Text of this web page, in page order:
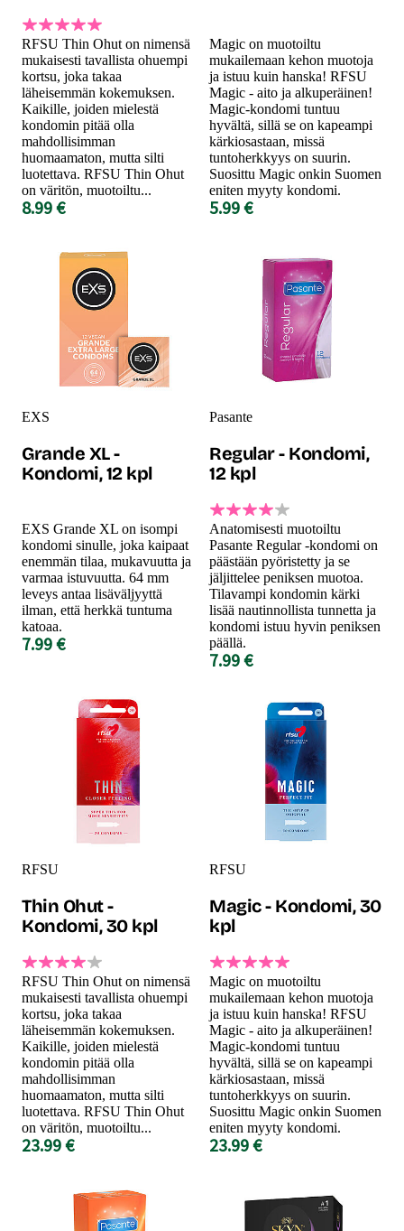
RFSU Thin Ohut on nimensä
mukaisesti tavallista ohuempi
kortsu, joka takaa
läheisemmän kokemuksen.
Kaikille, joiden mielestä
kondomin pitää olla
mahdollisimman
huomaamaton, mutta silti
luotettava. RFSU Thin Ohut
on väritön, muotoiltu...
8.99 €
Magic on muotoiltu
mukailemaan kehon muotoja
ja istuu kuin hanska! RFSU
Magic - aito ja alkuperäinen!
Magic-kondomi tuntuu
hyvältä, sillä se on kapeampi
kärkiosastaan, missä
tuntoherkkyys on suurin.
Suosittu Magic onkin Suomen
eniten myyty kondomi.
5.99 €
EXS
Grande XL -
Kondomi, 12 kpl
EXS Grande XL on isompi
kondomi sinulle, joka kaipaat
enemmän tilaa, mukavuutta ja
varmaa istuvuutta. 64 mm
leveys antaa lisäväljyyttä
ilman, että herkkä tuntuma
katoaa.
7.99 €
Pasante
Regular - Kondomi,
12 kpl
Anatomisesti muotoiltu
Pasante Regular -kondomi on
päästään pyöristetty ja se
jäljittelee peniksen muotoa.
Tilavampi kondomin kärki
lisää nautinnollista tunnetta ja
kondomi istuu hyvin peniksen
päällä.
7.99 €
RFSU
Thin Ohut -
Kondomi, 30 kpl
RFSU Thin Ohut on nimensä
mukaisesti tavallista ohuempi
kortsu, joka takaa
läheisemmän kokemuksen.
Kaikille, joiden mielestä
kondomin pitää olla
mahdollisimman
huomaamaton, mutta silti
luotettava. RFSU Thin Ohut
on väritön, muotoiltu...
23.99 €
RFSU
Magic - Kondomi, 30
kpl
Magic on muotoiltu
mukailemaan kehon muotoja
ja istuu kuin hanska! RFSU
Magic - aito ja alkuperäinen!
Magic-kondomi tuntuu
hyvältä, sillä se on kapeampi
kärkiosastaan, missä
tuntoherkkyys on suurin.
Suosittu Magic onkin Suomen
eniten myyty kondomi.
23.99 €